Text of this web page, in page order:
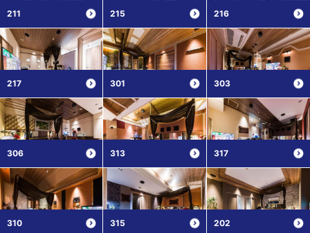
211 215 216
217 301 303
306 313 317
310 315 202